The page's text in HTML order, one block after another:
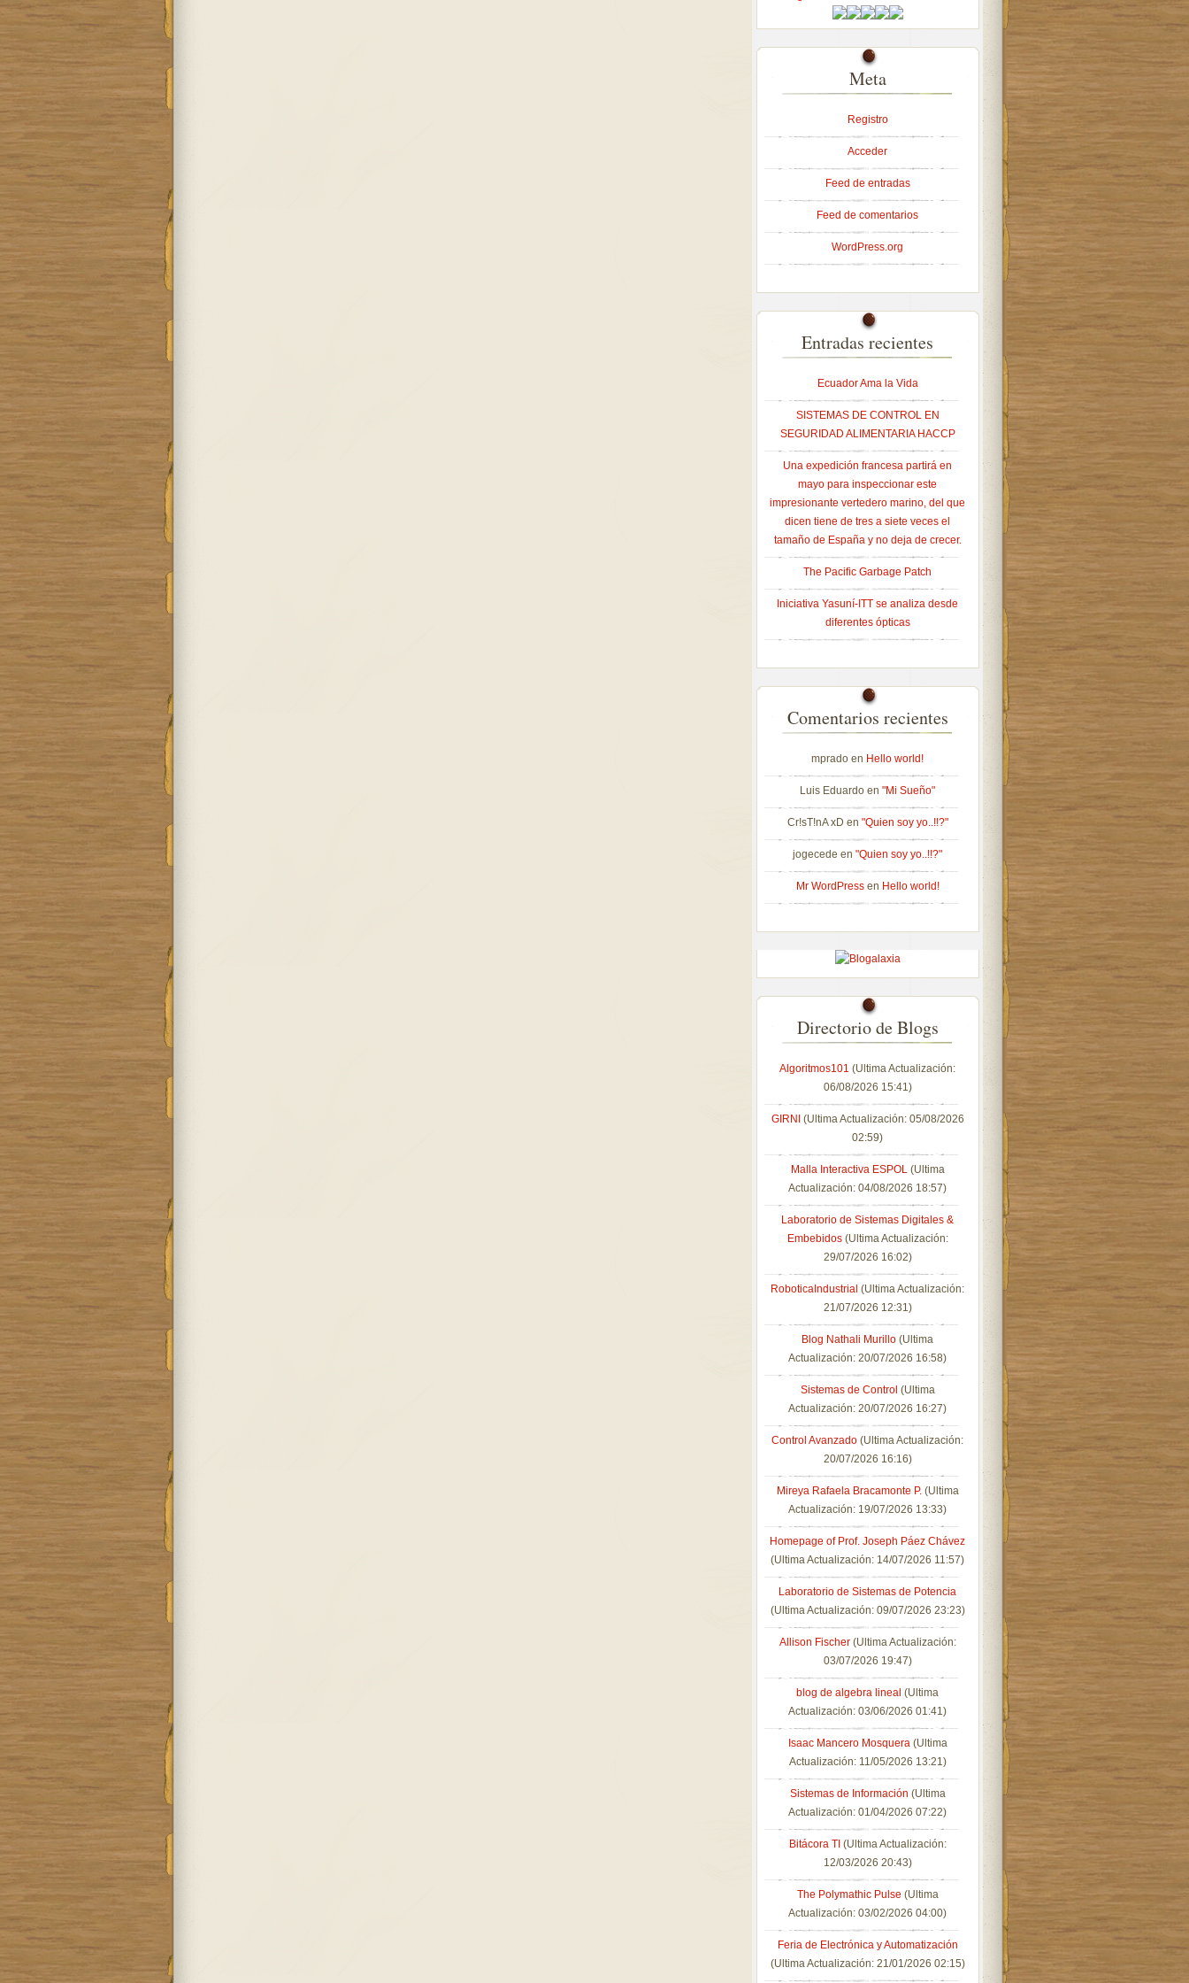
Meta
Registro
Acceder
Feed de entradas
Feed de comentarios
WordPress.org
Entradas recientes
Ecuador Ama la Vida
SISTEMAS DE CONTROL EN
SEGURIDAD ALIMENTARIA HACCP
Una expedición francesa partirá en
mayo para inspeccionar este
impresionante vertedero marino, del que
dicen tiene de tres a siete veces el
tamaño de España y no deja de crecer.
The Pacific Garbage Patch
Iniciativa Yasuní-ITT se analiza desde
diferentes ópticas
Comentarios recientes
mprado en Hello world!
Luis Eduardo en "Mi Sueño"
Cr!sT!nA xD en "Quien soy yo..!!?"
jogecede en "Quien soy yo..!!?"
Mr WordPressen Hello world!
Directorio de Blogs
Algoritmos101 (Ultima Actualización:
06/08/2026 15:41)
GIRNI (Ultima Actualización: 05/08/2026
02:59)
Malla Interactiva ESPOL(Ultima
Actualización: 04/08/2026 18:57)
Laboratorio de Sistemas Digitales &
Embebidos(Ultima Actualización:
29/07/2026 16:02)
RoboticaIndustrial (Ultima Actualización:
21/07/2026 12:31)
Blog Nathali Murillo (Ultima
Actualización: 20/07/2026 16:58)
Sistemas de Control (Ultima
Actualización: 20/07/2026 16:27)
Control Avanzado (Ultima Actualización:
20/07/2026 16:16)
Mireya Rafaela Bracamonte P.(Ultima
Actualización: 19/07/2026 13:33)
Homepage of Prof. Joseph Páez Chávez
(Ultima Actualización: 14/07/2026 11:57)
Laboratorio de Sistemas de Potencia
(Ultima Actualización: 09/07/2026 23:23)
Allison Fischer(Ultima Actualización:
03/07/2026 19:47)
blog de algebra lineal (Ultima
Actualización: 03/06/2026 01:41)
Isaac Mancero Mosquera(Ultima
Actualización: 11/05/2026 13:21)
Sistemas de Información (Ultima
Actualización: 01/04/2026 07:22)
Bitácora TI (Ultima Actualización:
12/03/2026 20:43)
The Polymathic Pulse (Ultima
Actualización: 03/02/2026 04:00)
Feria de Electrónica y Automatización
(Ultima Actualización: 21/01/2026 02:15)